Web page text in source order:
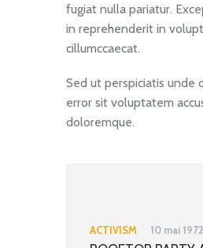
fugiat nulla pariatur.
in reprehenderit in
cillumccaecat.
Sed ut perspiciatis unde
error sit voluptatem
doloremque.
ACTIVISM 10 mai 1972